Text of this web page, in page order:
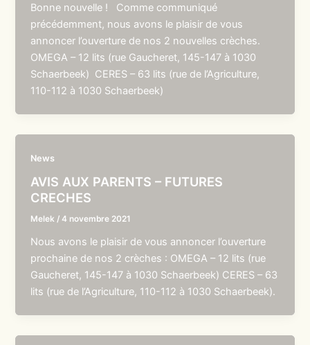
Bonne nouvelle ! Comme communiqué
précédemment, nous avons le plaisir de vous
annoncer l’ouverture de nos 2 nouvelles crèches.
OMEGA – 12 lits (rue Gaucheret, 145-147 à 1030
Schaerbeek) CERES – 63 lits (rue de l’Agriculture,
110-112 à 1030 Schaerbeek)
News
AVIS AUX PARENTS – FUTURES
CRECHES
Melek /4 novembre 2021
Nous avons le plaisir de vous annoncer l’ouverture
prochaine de nos 2 crèches : OMEGA – 12 lits (rue
Gaucheret, 145-147 à 1030 Schaerbeek) CERES – 63
lits (rue de l’Agriculture, 110-112 à 1030 Schaerbeek).